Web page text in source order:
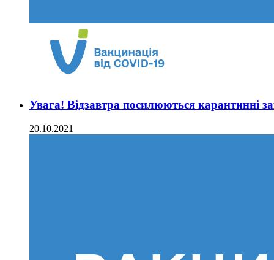
Увага! Відзавтра посилюються карантинні
20.10.2021